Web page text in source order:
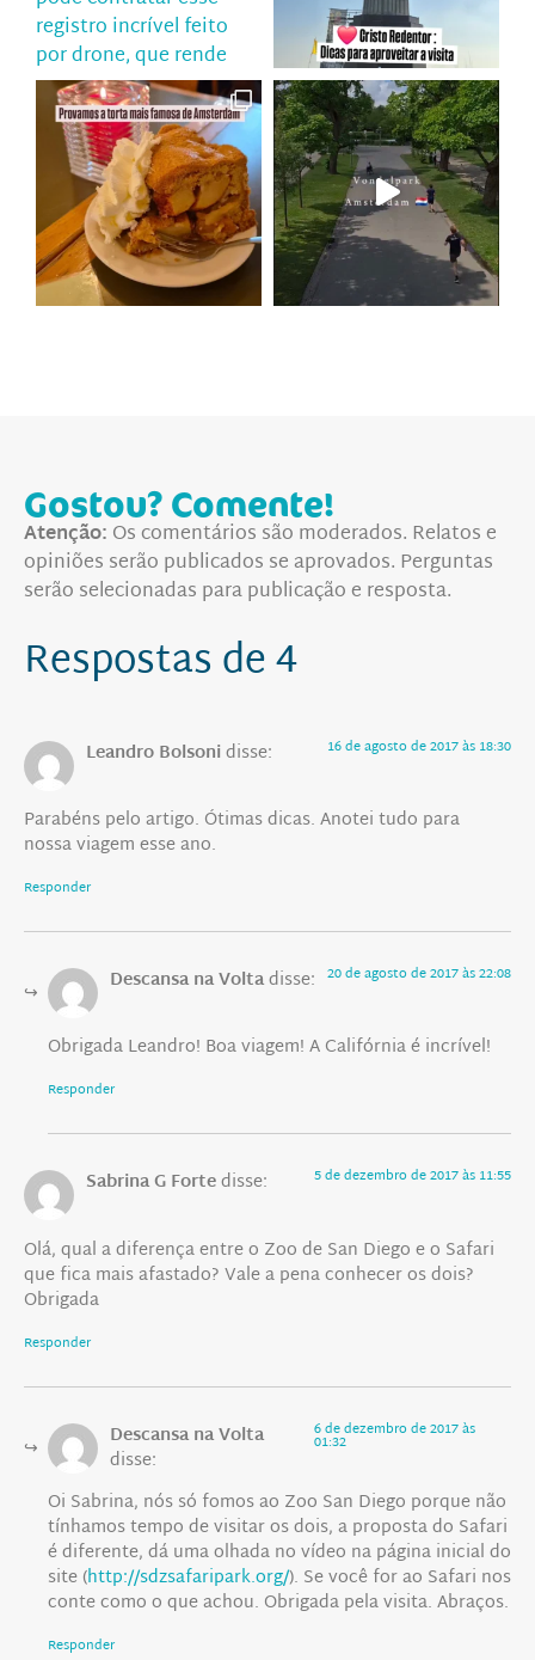
Gostou? Comente!
Atenção: Os comentários são moderados. Relatos e
opiniões serão publicados se aprovados. Perguntas
serão selecionadas para publicação e resposta.
Respostas de 4
Leandro Bolsonidisse: 16 de agosto de 2017 às 18:30
Parabéns pelo artigo. Ótimas dicas. Anotei tudo para
nossa viagem esse ano.
Responder
Descansa na Voltadisse: 20 de agosto de 2017 às 22:08
Obrigada Leandro! Boa viagem! A Califórnia é incrível!
Responder
Sabrina G Fortedisse: 5 de dezembro de 2017 às 11:55
Olá, qual a diferença entre o Zoo de San Diego e o Safari
que fica mais afastado? Vale a pena conhecer os dois?
Obrigada
Responder
Descansa na Volta
disse:
6 de dezembro de 2017 às
01:32
Oi Sabrina, nós só fomos ao Zoo San Diego porque não
tínhamos tempo de visitar os dois, a proposta do Safari
é diferente, dá uma olhada no vídeo na página inicial do
site (http://sdzsafaripark.org/). Se você for ao Safari nos
conte como o que achou. Obrigada pela visita. Abraços.
Responder